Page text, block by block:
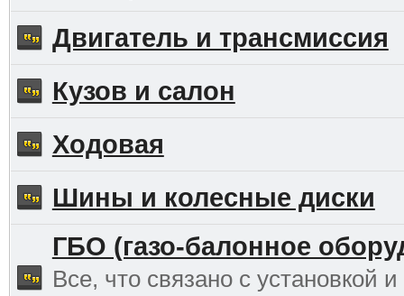
Двигатель и трансмиссия
Кузов и салон
Ходовая
Шины и колесные диски
ГБО (газо-балонное
Все, что связано с установкой и